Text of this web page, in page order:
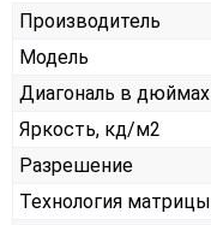
Производитель
Модель
Диагональ в дюймах
Яркость, кд/м2
Разрешение
Технология матрицы